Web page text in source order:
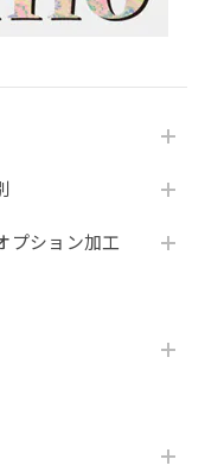
プション加工